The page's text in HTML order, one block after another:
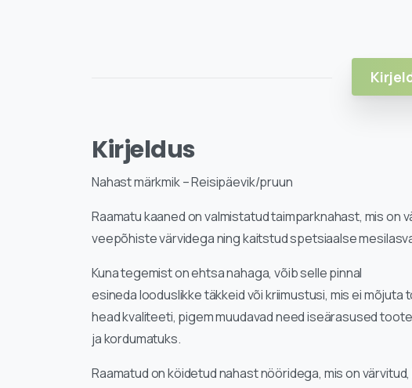
Kirjeldus
Nahast märkmik – Reisipäevik/pruun
Raamatu kaaned on valmistatud taimparknahast, mis on
veepõhiste värvidega ning kaitstud spetsiaalse
Kuna tegemist on ehtsa nahaga, võib selle pinnal
esineda looduslikke täkkeid või kriimustusi, mis ei mõjuta
head kvaliteeti, pigem muudavad need iseärasused
ja kordumatuks.
Raamatud on köidetud nahast nööridega, mis on